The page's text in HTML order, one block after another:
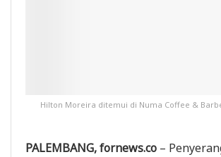
Hilton Moreira ditemui di Numa Coffee &
PALEMBANG, fornews.co –